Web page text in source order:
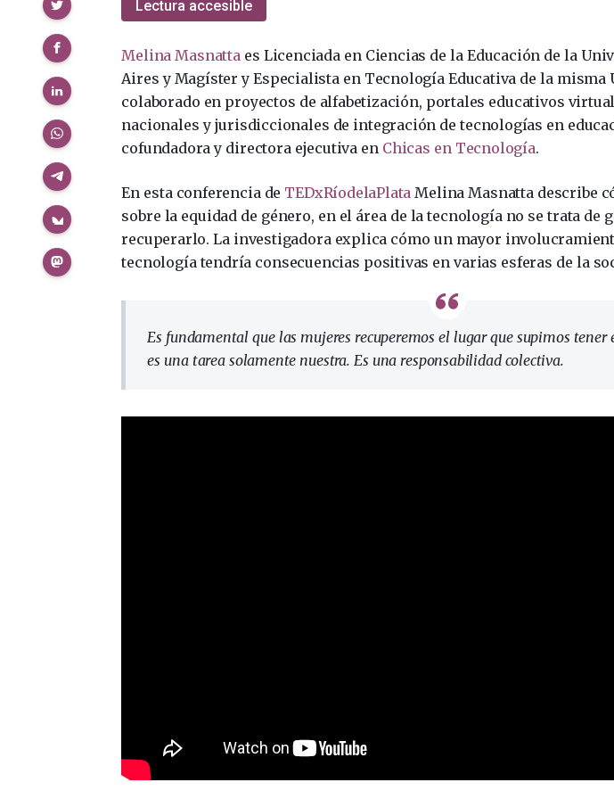
Lectura accesible
Melina Masnatta es Licenciada en Ciencias de la Educación de la
Aires y Magíster y Especialista en Tecnología Educativa de la misma
colaborado en proyectos de alfabetización, portales educativos
nacionales y jurisdiccionales de integración de tecnologías en
cofundadora y directora ejecutiva en Chicas en Tecnología.
En esta conferencia de TEDxRíodelaPlata Melina Masnatta describe
sobre la equidad de género, en el área de la tecnología no se trata de
recuperarlo. La investigadora explica cómo un mayor
tecnología tendría consecuencias positivas en varias esferas de la
Es fundamental que las mujeres recuperemos el lugar que supimos
es una tarea solamente nuestra. Es una responsabilidad colectiva.